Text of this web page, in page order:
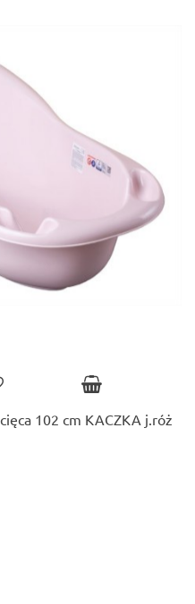
102 cm KACZKA j.róż